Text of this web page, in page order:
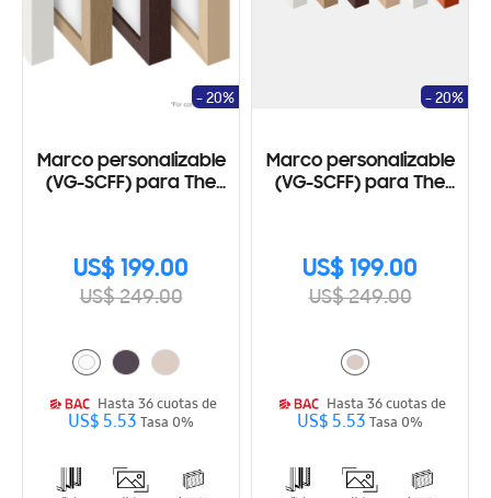
Marco personalizable
(VG-SCFF) para The
US$ 199.00
US$ 249.00
- 20%
Hasta 36 cuotas de
US$ 5.53Tasa 0%
Marco personalizable
(VG-SCFF) para The
US$ 199.00
US$ 249.00
- 20%
Hasta 36 cuotas de
US$ 5.53Tasa 0%